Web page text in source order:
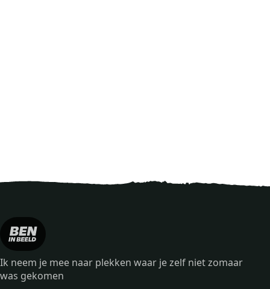
Ik neem je mee naar plekken waar je zelf niet zomaar
was gekomen